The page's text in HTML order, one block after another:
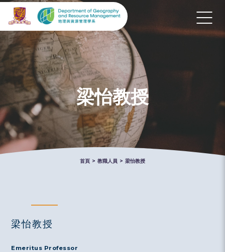
梁怡教授
首頁 > 教職人員 > 梁怡教授
梁怡教授
Emeritus Professor